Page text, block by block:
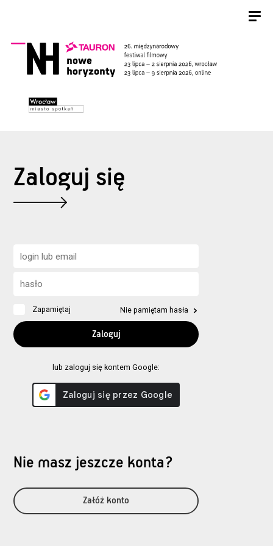
Zaloguj się
Zapamiętaj Nie pamiętam hasła
lub zaloguj się kontem Google:
Nie masz jeszcze konta?
Załóż konto